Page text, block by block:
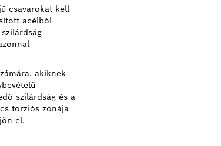
csavarokat kell
acélból
akiknek
szilárdság és a
torziós zónája
el.